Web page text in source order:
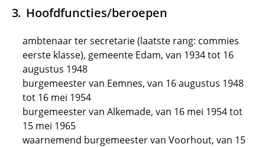
Hoofdfuncties/beroepen
ambtenaar ter secretarie (laatste rang: commies
eerste klasse), gemeente Edam, van 1934 tot 16
augustus 1948
burgemeester van Eemnes, van 16 augustus 1948
tot 16 mei 1954
burgemeester van Alkemade, van 16 mei 1954 tot
15 mei 1965
waarnemend burgemeester van Voorhout, van 15